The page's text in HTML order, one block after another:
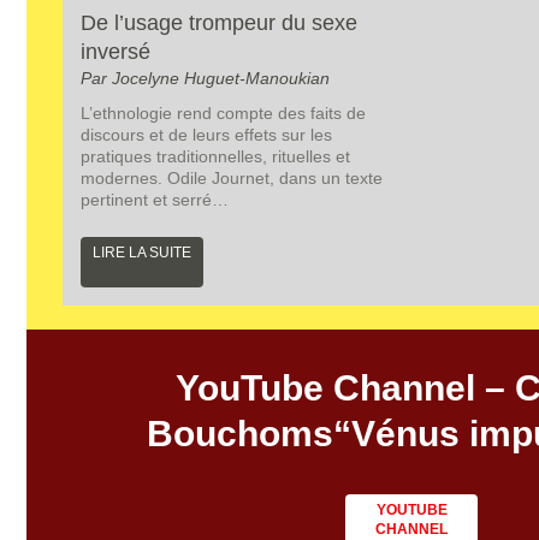
De l’usage trompeur du sexe
inversé
Par Jocelyne Huguet-Manoukian
L’ethnologie rend compte des faits de
discours et de leurs effets sur les
pratiques traditionnelles, rituelles et
modernes. Odile Journet, dans un texte
pertinent et serré…
LIRE LA SUITE
YouTube Channel –
Bouchoms“Vénus
YOUTUBE
CHANNEL